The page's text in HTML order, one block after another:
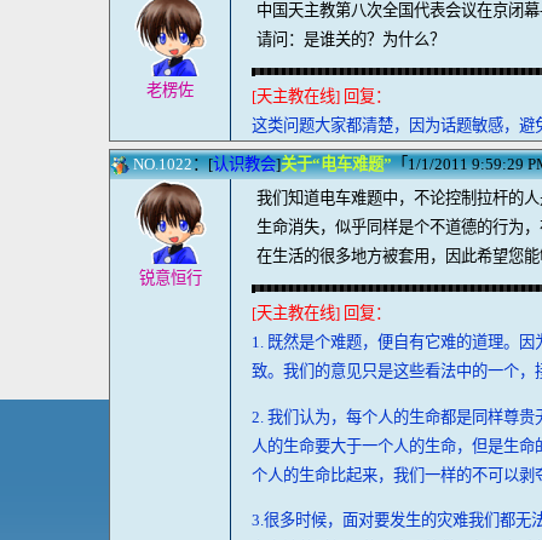
老楞佐
中国天主教第八次全国代表会议在京闭
请问：是谁关的？为什么？
[天主教在线] 回复：
这类问题大家都清楚，因为话题敏感，避
NO.1022：[认识教会]关于“电车难题”「1/1/2011 9:59:29
锐意恒行
我们知道电车难题中，不论控制拉杆的
生命消失，似乎同样是个不道德的行为
在生活的很多地方被套用，因此希望您
[天主教在线] 回复：
1. 既然是个难题，便自有它难的道理。
致。我们的意见只是这些看法中的一个，
2. 我们认为，每个人的生命都是同样尊
人的生命要大于一个人的生命，但是生
个人的生命比起来，我们一样的不可以剥
3.很多时候，面对要发生的灾难我们都无